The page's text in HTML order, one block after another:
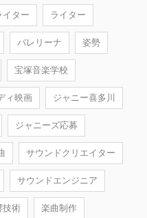
イター ライター
バレリーナ 姿勢
宝塚音楽学校
ィ映画 ジャニー喜多川
ジャニーズ応募
サウンドクリエイター
サウンドエンジニア
技術 楽曲制作